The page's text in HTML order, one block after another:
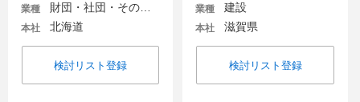
業種
本社 北海道
検討リスト登録
業種 建設
本社 滋賀県
検討リスト登録